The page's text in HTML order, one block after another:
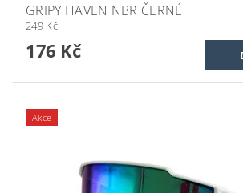
GRIPY HAVEN NBR ČERNÉ
249 Kč
176 Kč
Akce